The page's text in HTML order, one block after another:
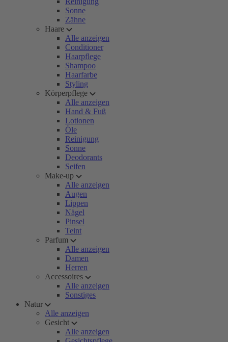
Sonne
Zähne
Haare
Alle anzeigen
Conditioner
Haarpflege
Shampoo
Haarfarbe
Styling
Körperpflege
Alle anzeigen
Hand & Fuß
Lotionen
Öle
Reinigung
Sonne
Deodorants
Seifen
Make-up
Alle anzeigen
Augen
Lippen
Nägel
Pinsel
Teint
Parfum
Alle anzeigen
Damen
Herren
Accessoires
Alle anzeigen
Sonstiges
Natur
Alle anzeigen
Gesicht
Alle anzeigen